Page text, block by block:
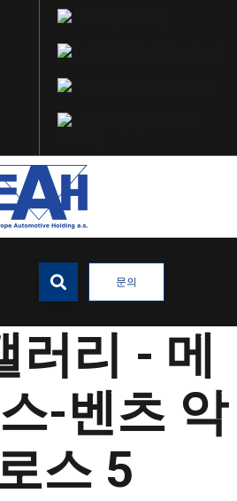
문의
러리 - 메
-벤츠 악
스 5